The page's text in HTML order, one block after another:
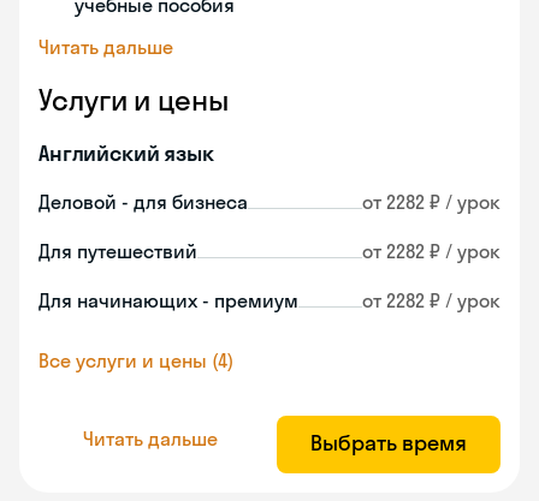
учебные пособия
Читать дальше
Услуги и цены
Английский язык
Деловой - для бизнеса от 2282 ₽ / урок
Для путешествий от 2282 ₽ / урок
Для начинающих - премиум от 2282 ₽ / урок
Все услуги и цены (4)
Читать дальше Выбрать время